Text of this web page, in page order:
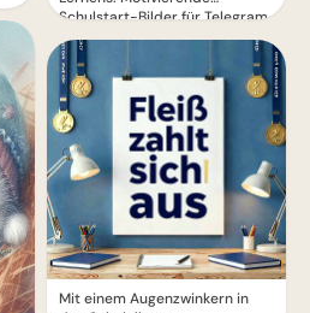
Schulstart-Bilder für Telegram
Mit einem Augenzwinkern in